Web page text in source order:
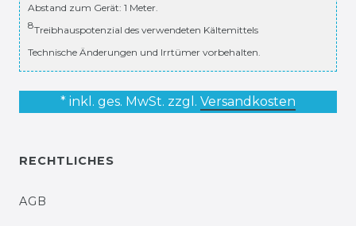
Abstand zum Gerät: 1 Meter.
8Treibhauspotenzial des verwendeten Kältemittels
Technische Änderungen und Irrtümer vorbehalten.
* inkl. ges. MwSt. zzgl. Versandkosten
RECHTLICHES
AGB